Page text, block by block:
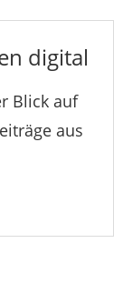
digital
Blick auf
aus